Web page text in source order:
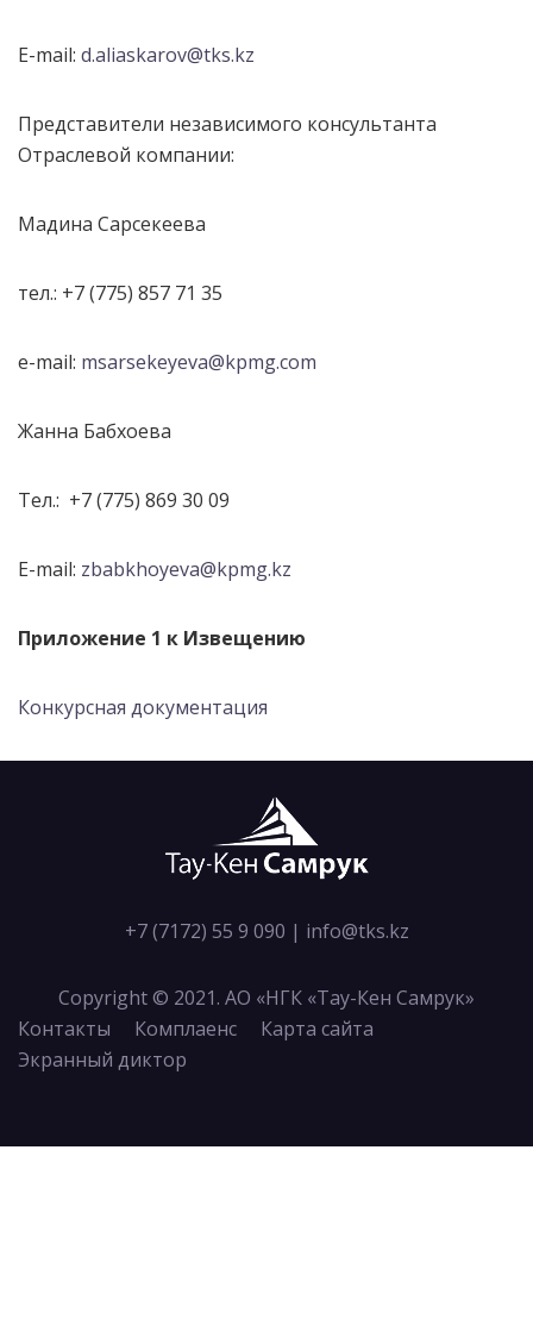
E-mail: d.aliaskarov@tks.kz
Представители независимого консультанта
Отраслевой компании:
Мадина Сарсекеева
тел.: +7 (775) 857 71 35
e-mail: msarsekeyeva@kpmg.com
Жанна Бабхоева
Тел.: +7 (775) 869 30 09
E-mail: zbabkhoyeva@kpmg.kz
Приложение 1 к Извещению
Конкурсная документация
+7 (7172) 55 9 090 | info@tks.kz
Copyright © 2021. АО «НГК «Тау-Кен Самрук»
Контакты
Комплаенс
Карта сайта
Экранный диктор